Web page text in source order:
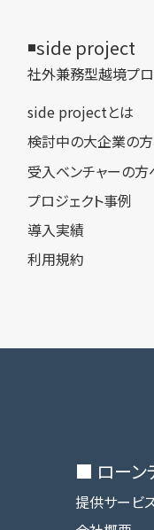
side project
社外兼務型​越境プロ
side projectとは
検討中の大企業の
受入ベンチャーの方
プロジェクト事例
導入実績
利用規約
■ ローン
提供サービ